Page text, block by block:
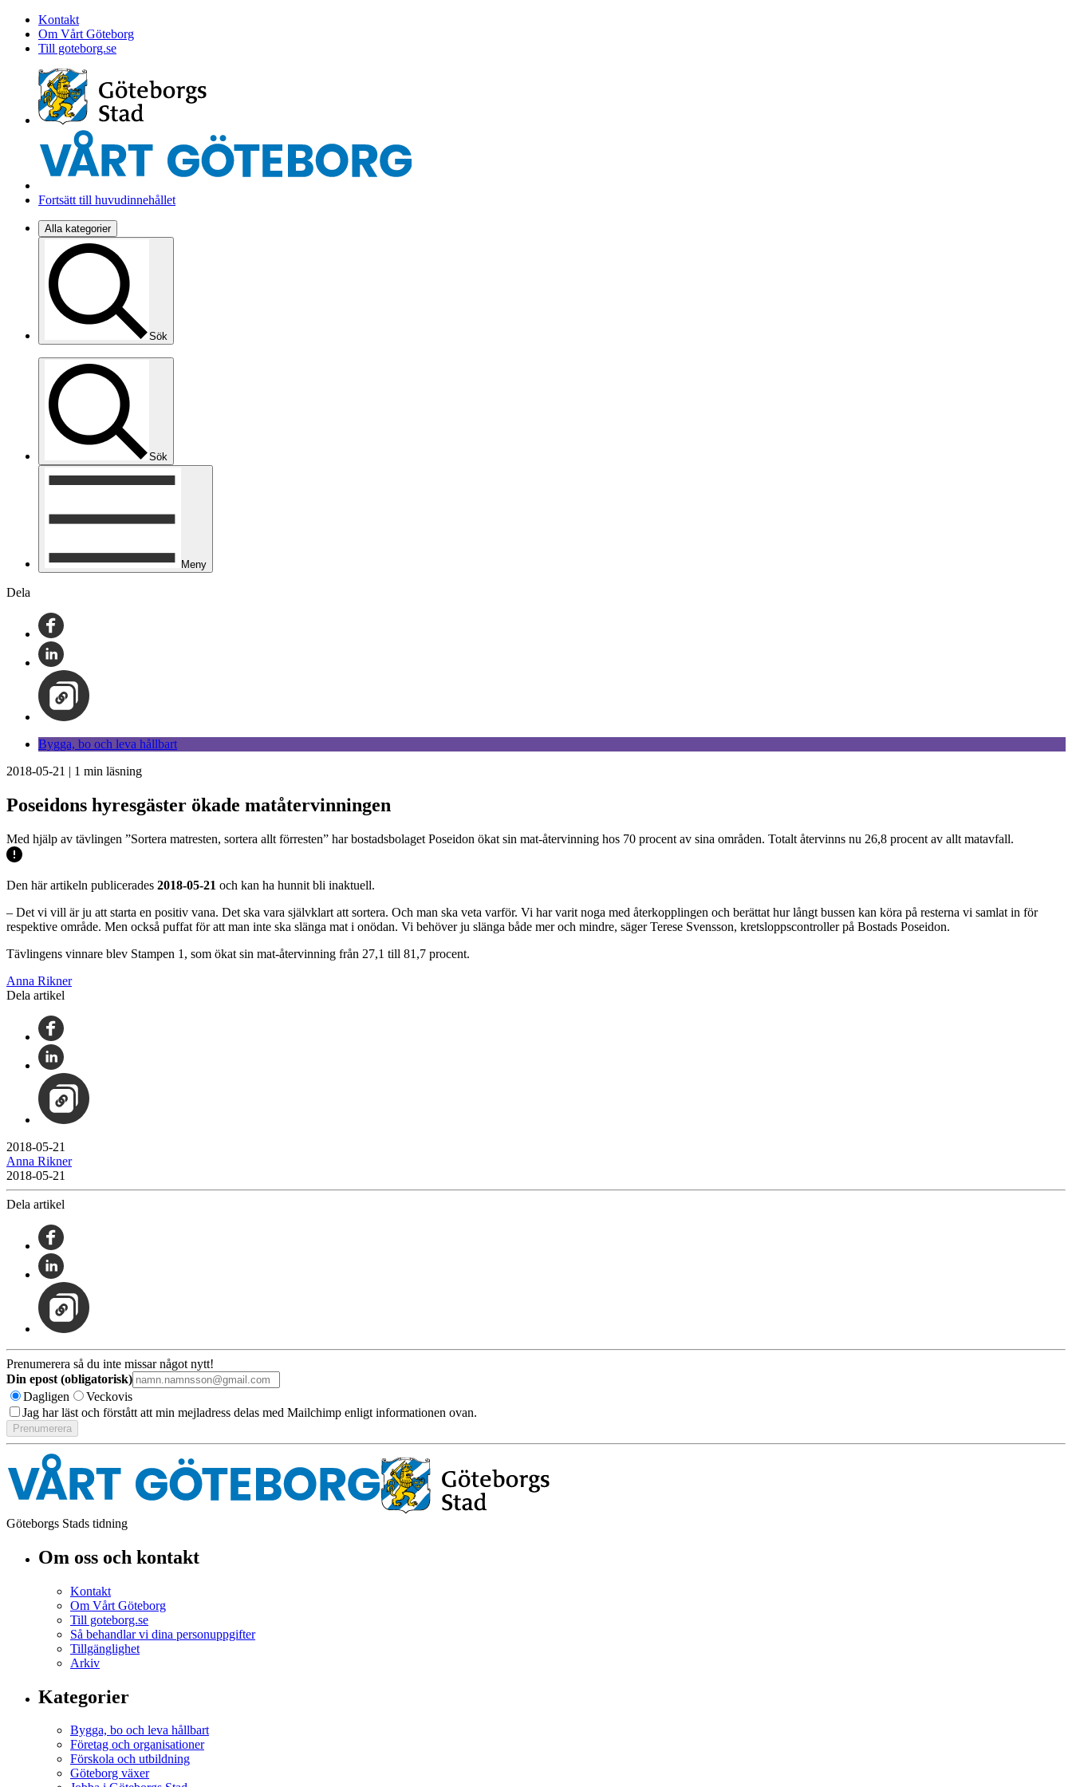
Kontakt
Om Vårt Göteborg
Till goteborg.se
Fortsätt till huvudinnehållet
Alla kategorier
Sök
Sök
Meny
Dela
Bygga, bo och leva hållbart
2018-05-21 | 1 min läsning
Poseidons hyresgäster ökade matåtervinningen
Med hjälp av tävlingen ”Sortera matresten, sortera allt förresten” har bostadsbolaget Poseidon ökat sin mat-återvinning hos 70 procent av sina områden. Totalt återvinns nu 26,8 procent av allt matavfall.
Den här artikeln publicerades 2018-05-21 och kan ha hunnit bli inaktuell.
– Det vi vill är ju att starta en positiv vana. Det ska vara självklart att sortera. Och man ska veta varför. Vi har varit noga med återkopplingen och berättat hur långt bussen kan köra på resterna vi samlat in för
respektive område. Men också puffat för att man inte ska slänga mat i onödan. Vi behöver ju slänga både mer och mindre, säger Terese Svensson, kretsloppscontroller på Bostads Poseidon.
Tävlingens vinnare blev Stampen 1, som ökat sin mat-återvinning från 27,1 till 81,7 procent.
Anna Rikner
Dela artikel
2018-05-21
Anna Rikner
2018-05-21
Dela artikel
Prenumerera så du inte missar något nytt!
Din epost (obligatorisk)
Dagligen
Veckovis
Jag har läst och förstått att min mejladress delas med Mailchimp enligt informationen ovan.
Göteborgs Stads tidning
Om oss och kontakt
Kontakt
Om Vårt Göteborg
Till goteborg.se
Så behandlar vi dina personuppgifter
Tillgänglighet
Arkiv
Kategorier
Bygga, bo och leva hållbart
Företag och organisationer
Förskola och utbildning
Göteborg växer